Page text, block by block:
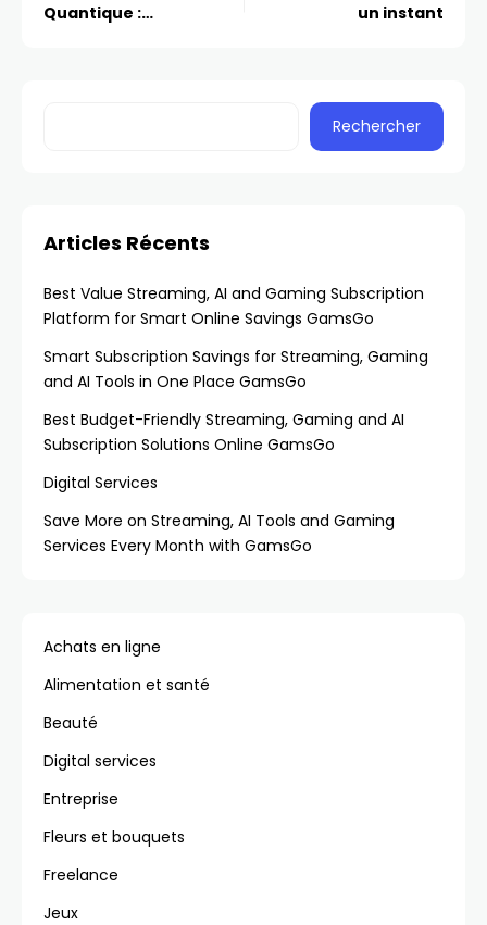
Quantique :
un instant
Rechercher
Articles Récents
Best Value Streaming, AI and Gaming Subscription
Platform for Smart Online Savings GamsGo
Smart Subscription Savings for Streaming, Gaming
and AI Tools in One Place GamsGo
Best Budget-Friendly Streaming, Gaming and AI
Subscription Solutions Online GamsGo
Digital Services
Save More on Streaming, AI Tools and Gaming
Services Every Month with GamsGo
Achats en ligne
Alimentation et santé
Beauté
Digital services
Entreprise
Fleurs et bouquets
Freelance
Jeux